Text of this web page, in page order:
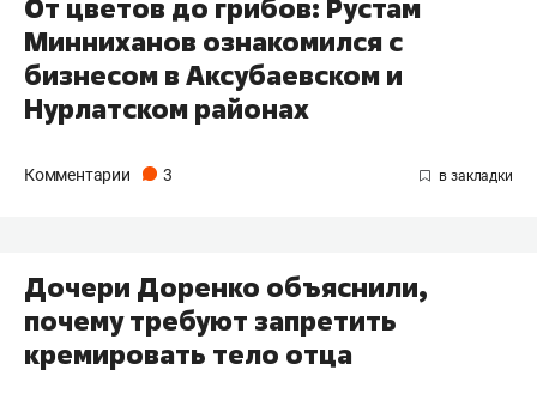
От цветов до грибов: Рустам
Минниханов ознакомился с
бизнесом в Аксубаевском и
Нурлатском районах
Комментарии 3
Дочери Доренко объяснили,
почему требуют запретить
кремировать тело отца